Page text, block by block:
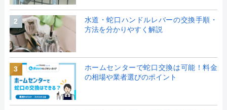
2
水道・蛇口ハンドルレバーの交換手順・
方法を分かりやすく解説
3
ホームセンターで蛇口交換は可能！料金
の相場や業者選びのポイント